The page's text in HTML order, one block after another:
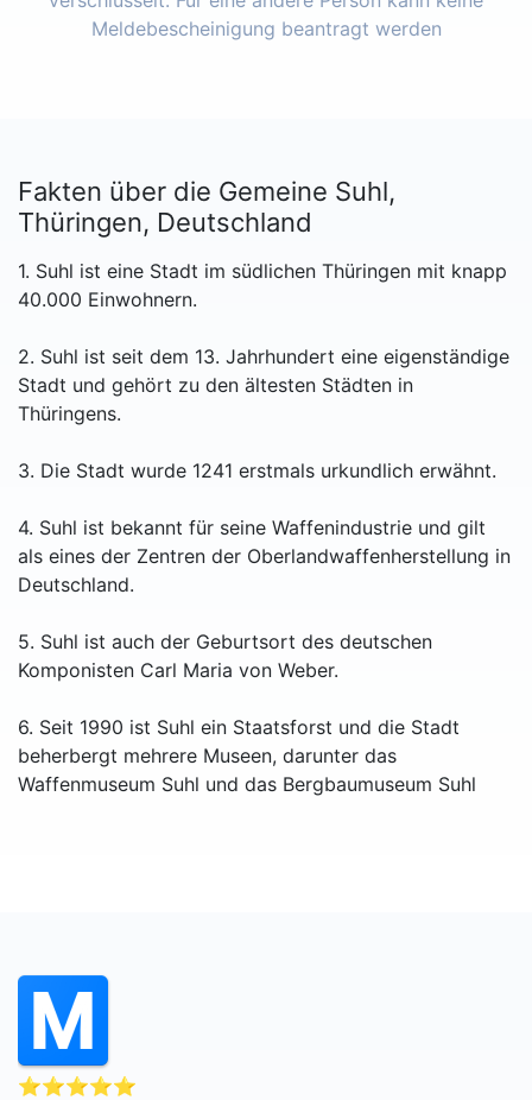
Meldebescheinigung beantragt werden
Fakten über die Gemeine Suhl,
Thüringen, Deutschland
1. Suhl ist eine Stadt im südlichen Thüringen mit knapp
40.000 Einwohnern.
2. Suhl ist seit dem 13. Jahrhundert eine eigenständige
Stadt und gehört zu den ältesten Städten in
Thüringens.
3. Die Stadt wurde 1241 erstmals urkundlich erwähnt.
4. Suhl ist bekannt für seine Waffenindustrie und gilt
als eines der Zentren der Oberlandwaffenherstellung in
Deutschland.
5. Suhl ist auch der Geburtsort des deutschen
Komponisten Carl Maria von Weber.
6. Seit 1990 ist Suhl ein Staatsforst und die Stadt
beherbergt mehrere Museen, darunter das
Waffenmuseum Suhl und das Bergbaumuseum Suhl
⭐⭐⭐⭐⭐